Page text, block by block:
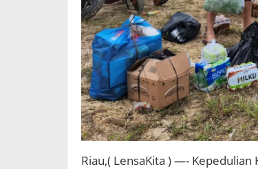
Riau,( LensaKita ) —- Kepedulian